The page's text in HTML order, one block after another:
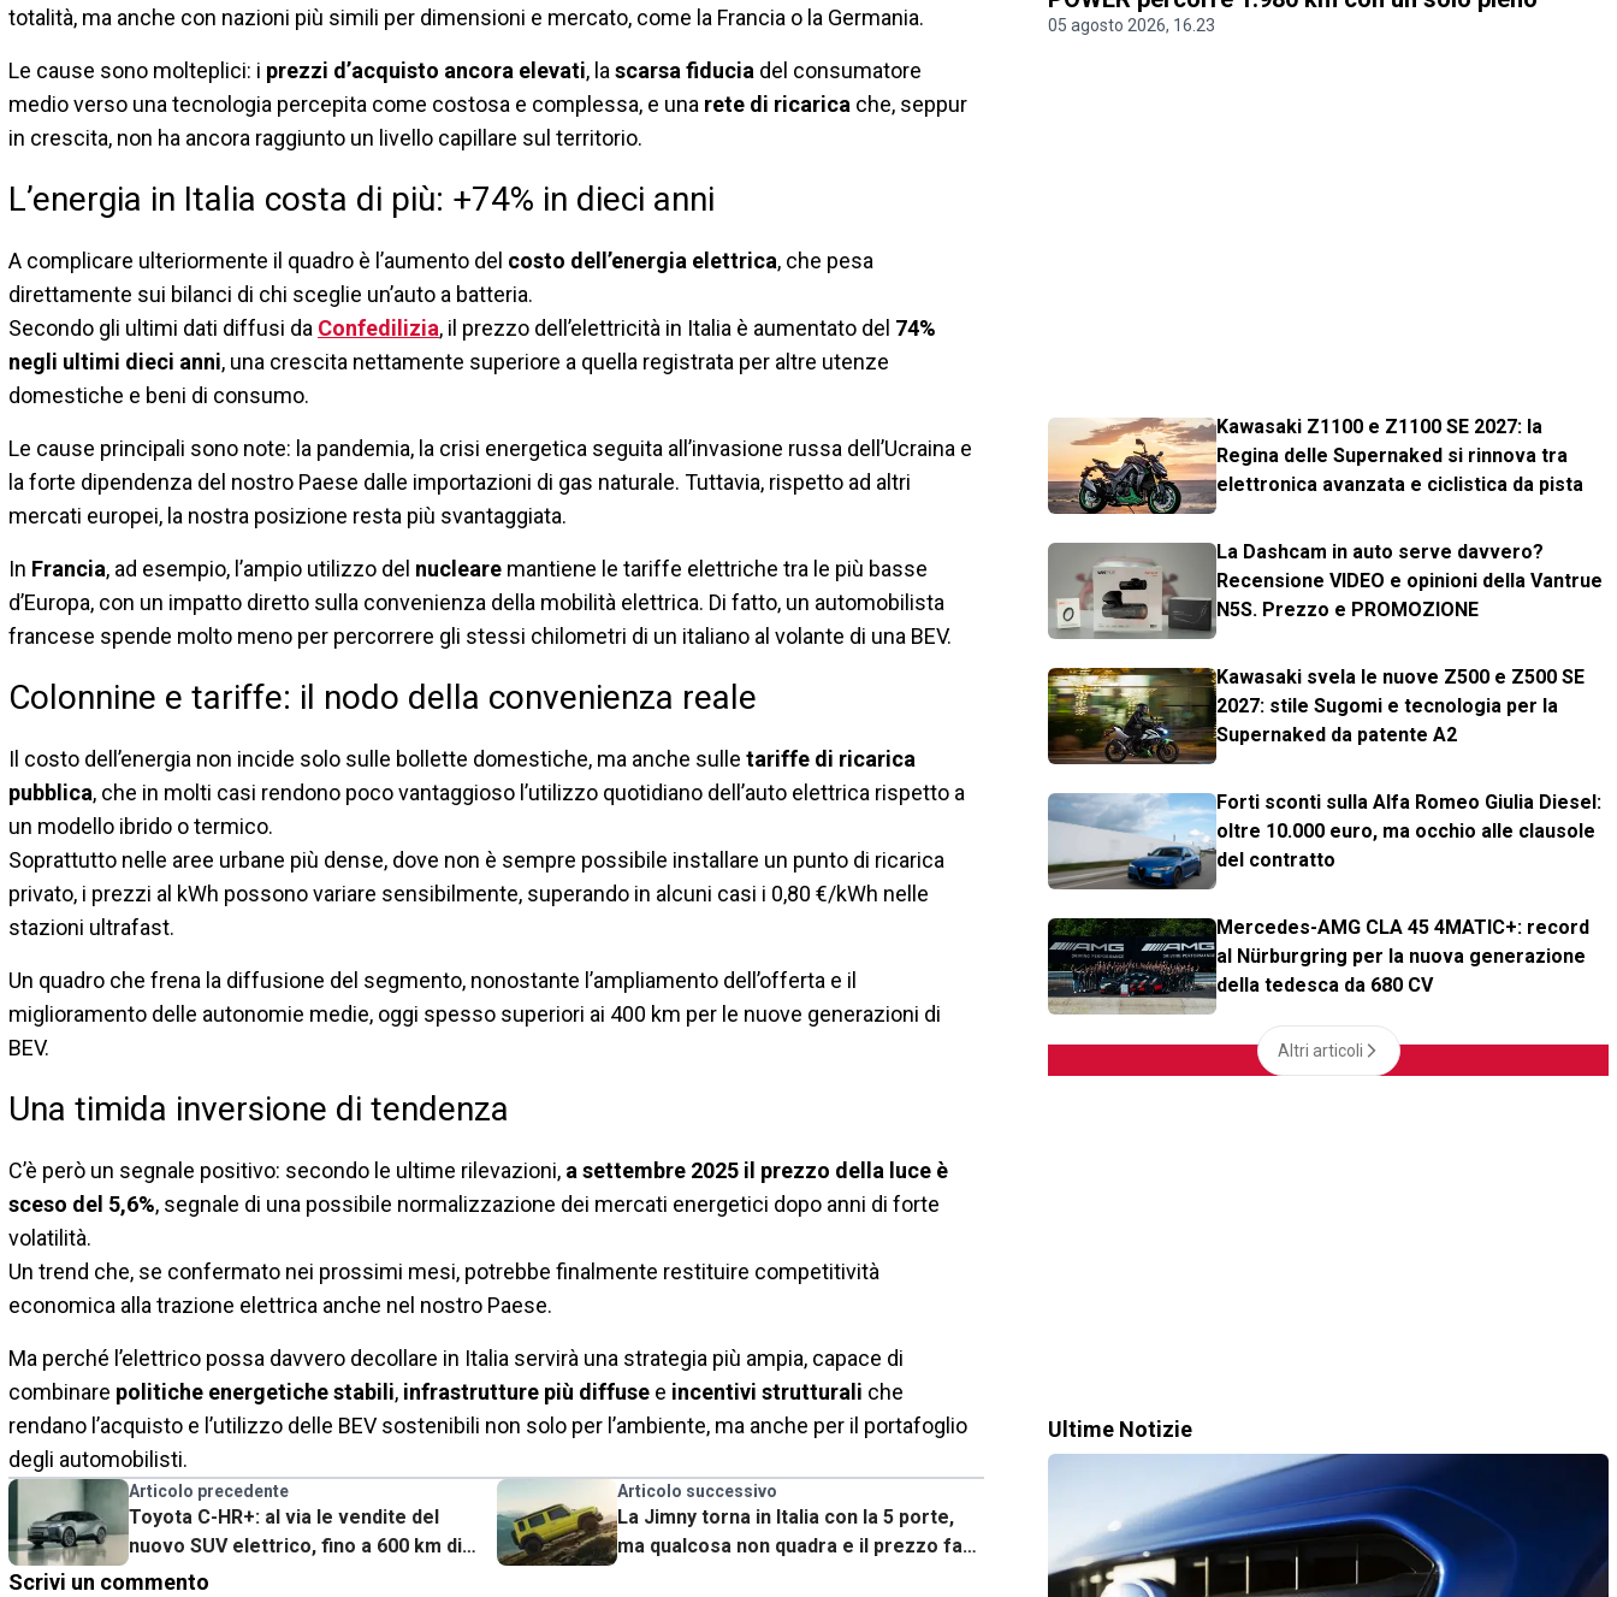
totalità, ma anche con nazioni più simili per dimensioni e mercato, come la Francia o la Germania.
Le cause sono molteplici: i prezzi d’acquisto ancora elevati, la scarsa fiducia del consumatore
medio verso una tecnologia percepita come costosa e complessa, e una rete di ricarica che, seppur
in crescita, non ha ancora raggiunto un livello capillare sul territorio.
L’energia in Italia costa di più: +74% in dieci anni
A complicare ulteriormente il quadro è l’aumento del costo dell’energia elettrica, che pesa
direttamente sui bilanci di chi sceglie un’auto a batteria.
Secondo gli ultimi dati diffusi da Confedilizia, il prezzo dell’elettricità in Italia è aumentato del 74%
negli ultimi dieci anni, una crescita nettamente superiore a quella registrata per altre utenze
domestiche e beni di consumo.
Le cause principali sono note: la pandemia, la crisi energetica seguita all’invasione russa dell’Ucraina e
la forte dipendenza del nostro Paese dalle importazioni di gas naturale. Tuttavia, rispetto ad altri
mercati europei, la nostra posizione resta più svantaggiata.
In Francia, ad esempio, l’ampio utilizzo del nucleare mantiene le tariffe elettriche tra le più basse
d’Europa, con un impatto diretto sulla convenienza della mobilità elettrica. Di fatto, un automobilista
francese spende molto meno per percorrere gli stessi chilometri di un italiano al volante di una BEV.
Colonnine e tariffe: il nodo della convenienza reale
Il costo dell’energia non incide solo sulle bollette domestiche, ma anche sulle tariffe di ricarica
pubblica, che in molti casi rendono poco vantaggioso l’utilizzo quotidiano dell’auto elettrica rispetto a
un modello ibrido o termico.
Soprattutto nelle aree urbane più dense, dove non è sempre possibile installare un punto di ricarica
privato, i prezzi al kWh possono variare sensibilmente, superando in alcuni casi i 0,80 €/kWh nelle
stazioni ultrafast.
Un quadro che frena la diffusione del segmento, nonostante l’ampliamento dell’offerta e il
miglioramento delle autonomie medie, oggi spesso superiori ai 400 km per le nuove generazioni di
BEV.
Una timida inversione di tendenza
C’è però un segnale positivo: secondo le ultime rilevazioni, a settembre 2025 il prezzo della luce è
sceso del 5,6%, segnale di una possibile normalizzazione dei mercati energetici dopo anni di forte
volatilità.
Un trend che, se confermato nei prossimi mesi, potrebbe finalmente restituire competitività
economica alla trazione elettrica anche nel nostro Paese.
Ma perché l’elettrico possa davvero decollare in Italia servirà una strategia più ampia, capace di
combinare politiche energetiche stabili, infrastrutture più diffuse e incentivi strutturali che
rendano l’acquisto e l’utilizzo delle BEV sostenibili non solo per l’ambiente, ma anche per il portafoglio
degli automobilisti.
Articolo precedente
Toyota C-HR+: al via le vendite del
nuovo SUV elettrico, fino a 600 km di
autonomia e Homecharger in omaggio
Articolo successivo
La Jimny torna in Italia con la 5 porte,
ma qualcosa non quadra e il prezzo fa
Scrivi un commento
05 agosto 2026, 16.23
Kawasaki Z1100 e Z1100 SE 2027: la
Regina delle Supernaked si rinnova tra
elettronica avanzata e ciclistica da pista
La Dashcam in auto serve davvero?
Recensione VIDEO e opinioni della Vantrue
N5S. Prezzo e PROMOZIONE
Kawasaki svela le nuove Z500 e Z500 SE
2027: stile Sugomi e tecnologia per la
Supernaked da patente A2
Forti sconti sulla Alfa Romeo Giulia Diesel:
oltre 10.000 euro, ma occhio alle clausole
del contratto
Mercedes-AMG CLA 45 4MATIC+: record
al Nürburgring per la nuova generazione
della tedesca da 680 CV
Altri articoli
Ultime Notizie